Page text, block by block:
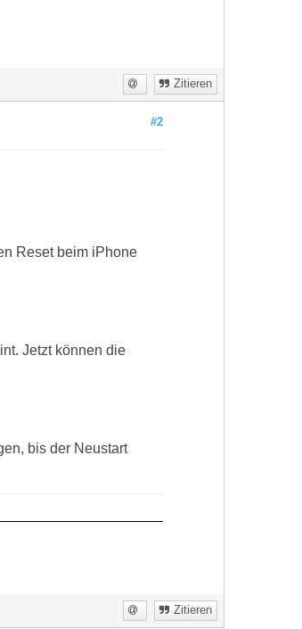
Zitieren
#2
Reset beim iPhone
Jetzt können die
bis der Neustart
Zitieren